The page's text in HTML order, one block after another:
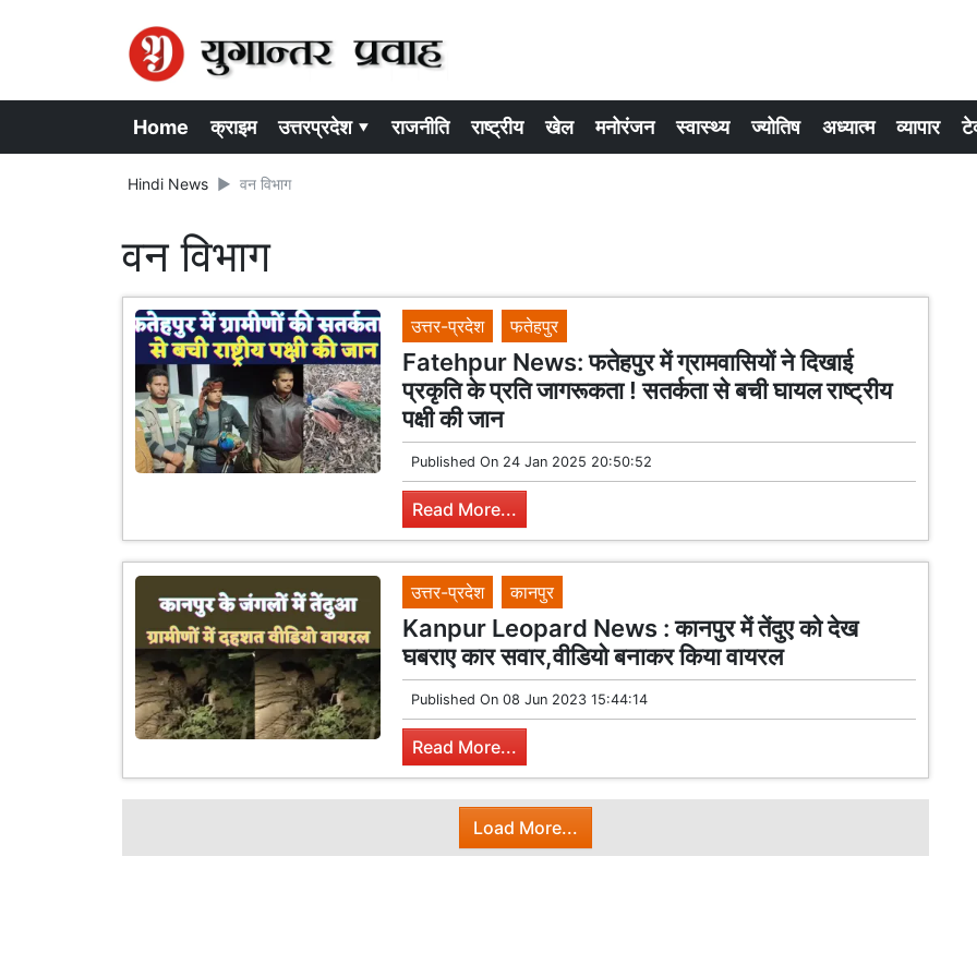
Home क्राइम उत्तरप्रदेश ▾ राजनीति राष्ट्रीय खेल मनोरंजन स्वास्थ्य ज्योतिष अध्यात्म व्यापार
Hindi News वन विभाग
वन विभाग
उत्तर-प्रदेश फतेहपुर
Fatehpur News: फतेहपुर में ग्रामवासियों ने दिखाई
प्रकृति के प्रति जागरूकता ! सतर्कता से बची घायल राष्ट्रीय
पक्षी की जान
Published On 24 Jan 2025 20:50:52
Read More...
उत्तर-प्रदेश कानपुर
Kanpur Leopard News : कानपुर में तेंदुए को देख
घबराए कार सवार,वीडियो बनाकर किया वायरल
Published On 08 Jun 2023 15:44:14
Read More...
Load More...